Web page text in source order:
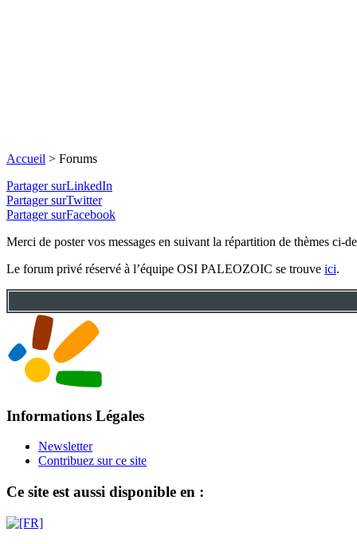
Accueil > Forums
Partager surLinkedIn
Partager surTwitter
Partager surFacebook
Merci de poster vos messages en suivant la répartition de thèmes ci-
Le forum privé réservé à l’équipe OSI PALEOZOIC se trouve ici.
Informations Légales
Newsletter
Contribuez sur ce site
Ce site est aussi disponible en :